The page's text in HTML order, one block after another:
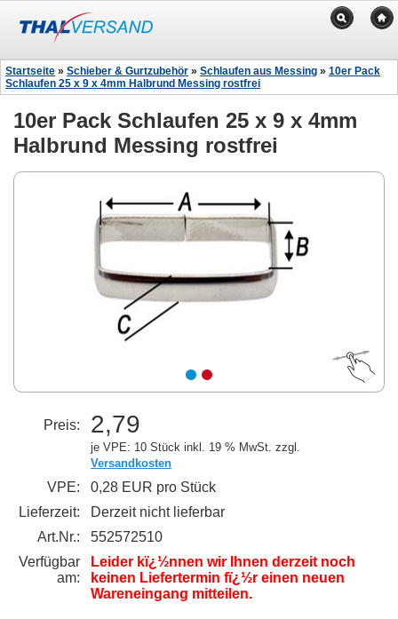
Startseite » Schieber & Gurtzubehör » Schlaufen aus Messing » 10er Pack
Schlaufen 25 x 9 x 4mm Halbrund Messing rostfrei
10er Pack Schlaufen 25 x 9 x 4mm
Halbrund Messing rostfrei
Preis: 2,79
je VPE: 10 Stück inkl. 19 % MwSt. zzgl.
Versandkosten
VPE:
0,28 EUR pro Stück
Lieferzeit:
Derzeit nicht lieferbar
Art.Nr.:
552572510
Verfügbar
am:
Leider kï¿½nnen wir Ihnen derzeit noch
keinen Liefertermin fï¿½r einen neuen
Wareneingang mitteilen.